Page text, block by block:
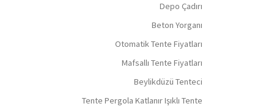
Depo Çadırı
Beton Yorganı
Otomatik Tente Fiyatları
Mafsallı Tente Fiyatları
Beylikdüzü Tenteci
Tente Pergola Katlanır Işıklı Tente